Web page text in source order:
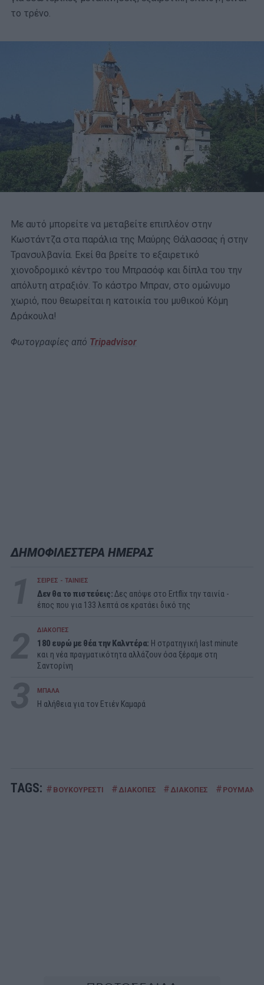
το τρένο.
Με αυτό μπορείτε να μεταβείτε επιπλέον στην
Κωστάντζα στα παράλια της Μαύρης Θάλασσας ή στην
Τρανσυλβανία. Εκεί θα βρείτε το εξαιρετικό
χιονοδρομικό κέντρο του Μπρασόφ και δίπλα του την
απόλυτη ατραξιόν. Το κάστρο Μπραν, στο ομώνυμο
χωριό, που θεωρείται η κατοικία του μυθικού Κόμη
Δράκουλα!
Φωτογραφίες από Tripadvisor
ΔΗΜΟΦΙΛΕΣΤΕΡΑ ΗΜΕΡΑΣ
ΣΕΙΡΕΣ - ΤΑΙΝΙΕΣ
Δεν θα το πιστεύεις:Δες απόψε στο Ertflix την ταινία -
έπος που για 133 λεπτά σε κρατάει δικό της
ΔΙΑΚΟΠΕΣ
180 ευρώ με θέα την Καλντέρα: Η στρατηγική last minute
και η νέα πραγματικότητα αλλάζουν όσα ξέραμε στη
Σαντορίνη
ΜΠΑΛΑ
Η αλήθεια για τον Ετιέν Καμαρά
TAGS: # ΒΟΥΚΟΥΡΕΣΤΙ # ΔΙΑΚΟΠΕΣ # ΔΙΑΚΟΠΕΣ # ΡΟΥΜΑΝΙΑ